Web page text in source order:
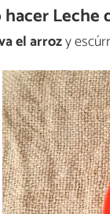
Leche
el arrozy